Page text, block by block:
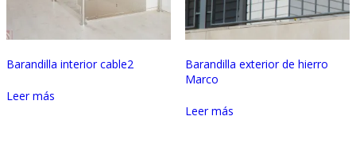
Barandilla interior cable2
Leer más
Barandilla exterior de hierro
Marco
Leer más